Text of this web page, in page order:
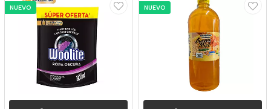
NUEVO NUEVO